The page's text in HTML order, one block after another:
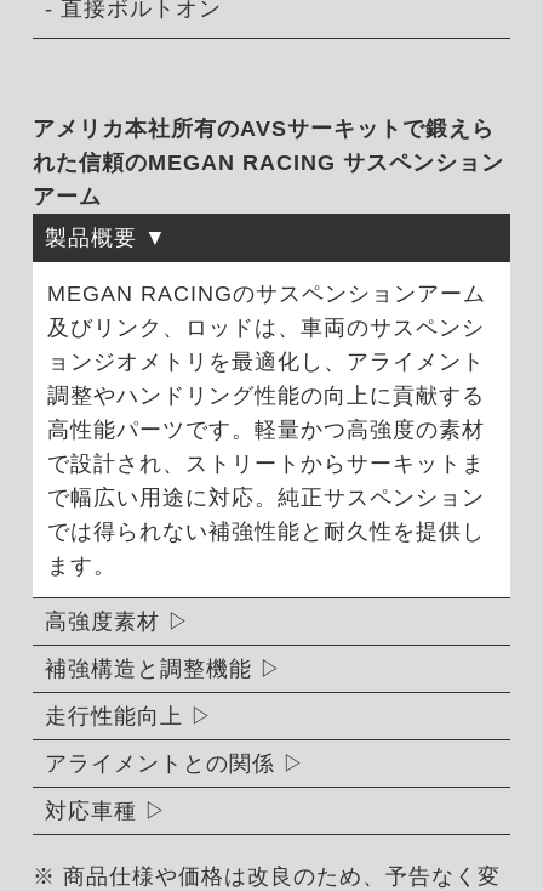
- 直接ボルトオン
アメリカ本社所有のAVSサーキットで鍛えら
れた信頼のMEGAN RACING サスペンション
アーム
製品概要
MEGAN RACINGのサスペンションアーム
及びリンク、ロッドは、車両のサスペンシ
ョンジオメトリを最適化し、アライメント
調整やハンドリング性能の向上に貢献する
高性能パーツです。軽量かつ高強度の素材
で設計され、ストリートからサーキットま
で幅広い用途に対応。純正サスペンション
では得られない補強性能と耐久性を提供し
ます。
高強度素材
補強構造と調整機能
走行性能向上
アライメントとの関係
対応車種
※ 商品仕様や価格は改良のため、予告なく変